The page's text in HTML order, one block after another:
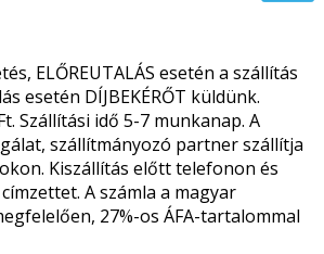
ELŐREUTALÁS esetén a szállítás
esetén DÍJBEKÉRŐT küldünk.
Szállítási idő 5-7 munkanap. A
szállítmányozó partner szállítja
Kiszállítás előtt telefonon és
A számla a magyar
27%-os ÁFA-tartalommal